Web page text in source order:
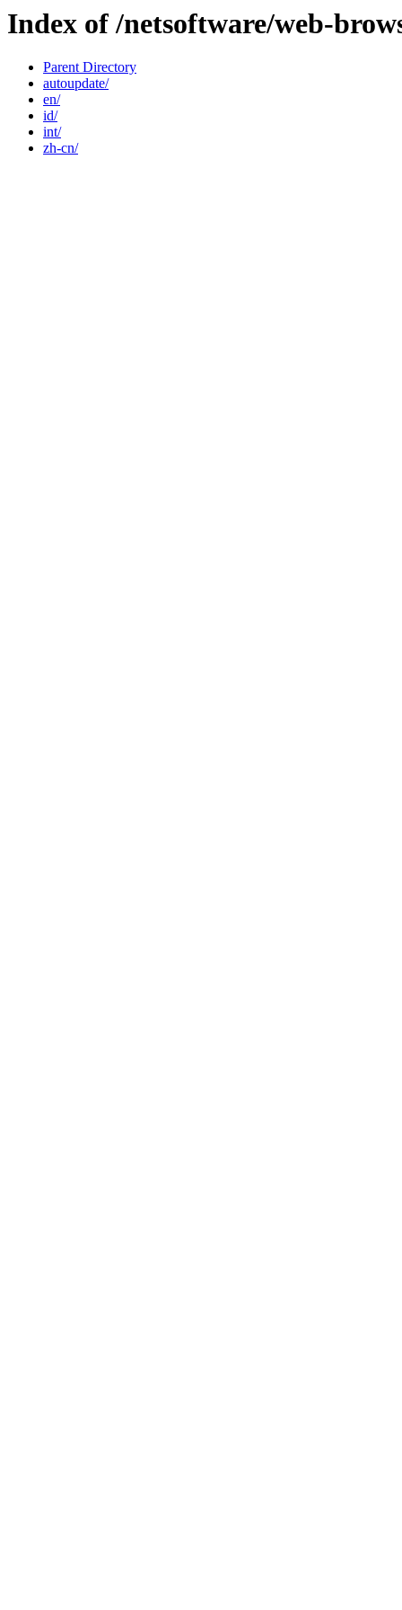
Index of /netsoftware/web-
Parent Directory
autoupdate/
en/
id/
int/
zh-cn/